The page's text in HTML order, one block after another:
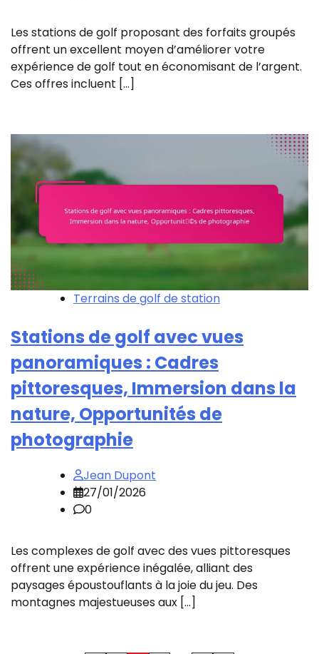
Les stations de golf proposant des forfaits groupés
offrent un excellent moyen d’améliorer votre
expérience de golf tout en économisant de l’argent.
Ces offres incluent […]
Terrains de golf de station
Stations de golf avec vues
panoramiques : Cadres
pittoresques, Immersion dans la
nature, Opportunités de
photographie
Jean Dupont
27/01/2026
0
Les complexes de golf avec des vues pittoresques
offrent une expérience inégalée, alliant des
paysages époustouflants à la joie du jeu. Des
montagnes majestueuses aux […]